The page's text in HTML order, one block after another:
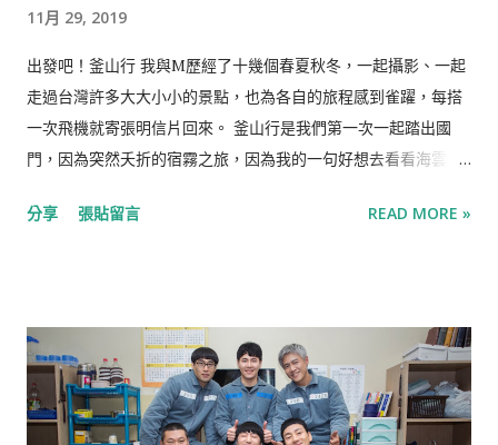
主廚湯品-法式牛肝菌牛肉清湯 以牛肉、牛肝菌與蔬菜燉煮的清
湯，湯品味道清甜、牛肉軟嫩，牛肝菌薄餅混著清湯，吃起來像
美味的手工餅乾。 主廚湯品-北海道干貝海鮮清湯 以北海道干貝
為主角，配上魚片、苜蓿芽與黃瓜捲，味道簡單但好喝。 主廚湯
品- 松露起司洋蔥湯 濃厚的洋蔥味帶著獨特的辛香，配上一整片
湯較合口味。 主廚湯品-法式田園雞肉濃湯 秋冬新菜單中新品項
搭配蔬菜清湯，是三款主廚湯品中最清爽的一道。 嚴選沙拉-煙
燻鮭魚乳酪沙拉 以煙燻鮭魚與莓果乳酪堆疊成蛋糕一般的視...
11月 29, 2019
出發吧！釜山行 我與M歷經了十幾個春夏秋冬，一起攝影、一起
走過台灣許多大大小小的景點，也為各自的旅程感到雀躍，每搭
一次飛機就寄張明信片回來。 釜山行是我們第一次一起踏出國
門，因為突然夭折的宿霧之旅，因為我的一句好想去看看海雲
後就出發。 在清晨的六點到達釜山，才下飛機就被長長的人龍擋
用文藝復興的山邊小村 從札嘎其站搭上往山邊開的社區巴士西區
2(서구2)或西區2-2(서구2-2)往甘川洞文化村，才開到山腰處便能
看見山城聚落那群層層堆疊的彩色積木屋。 藝術與生活共存是甘
川洞文化村最大的特色，也是他最迷人的地方，你不會知道在下
分享 張貼留言 READ MORE »